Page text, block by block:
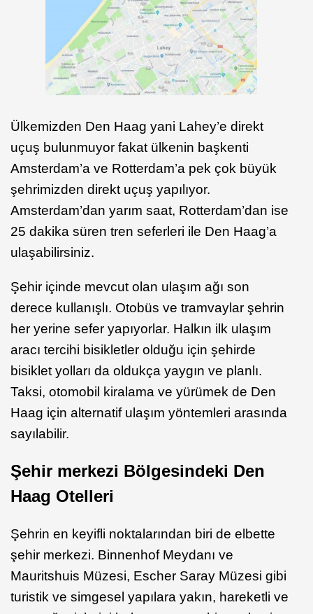
Ülkemizden Den Haag yani Lahey’e direkt
uçuş bulunmuyor fakat ülkenin başkenti
Amsterdam’a ve Rotterdam’a pek çok büyük
şehrimizden direkt uçuş yapılıyor.
Amsterdam’dan yarım saat, Rotterdam’dan ise
25 dakika süren tren seferleri ile Den Haag’a
ulaşabilirsiniz.
Şehir içinde mevcut olan ulaşım ağı son
derece kullanışlı. Otobüs ve tramvaylar şehrin
her yerine sefer yapıyorlar. Halkın ilk ulaşım
aracı tercihi bisikletler olduğu için şehirde
bisiklet yolları da oldukça yaygın ve planlı.
Taksi, otomobil kiralama ve yürümek de Den
Haag için alternatif ulaşım yöntemleri arasında
sayılabilir.
Şehir merkezi Bölgesindeki Den
Haag Otelleri
Şehrin en keyifli noktalarından biri de elbette
şehir merkezi. Binnenhof Meydanı ve
Mauritshuis Müzesi, Escher Saray Müzesi gibi
turistik ve simgesel yapılara yakın, hareketli ve